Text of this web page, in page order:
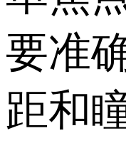
要准
距和